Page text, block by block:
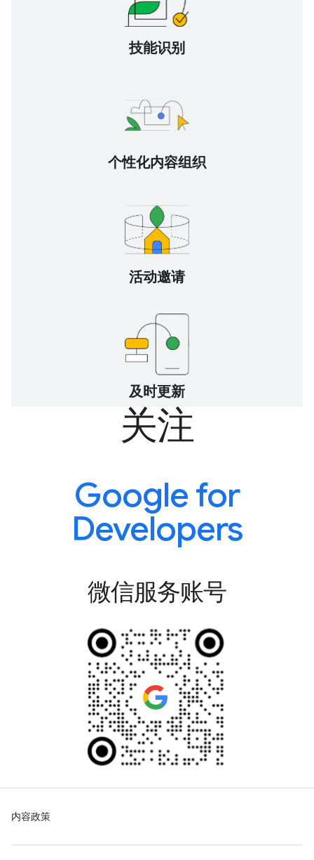
技能识别
个性化内容组织
活动邀请
及时更新
关注
Google for
Developers
微信服务账号
内容政策